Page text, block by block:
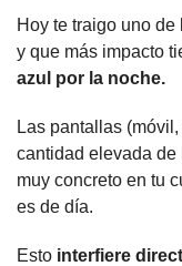
Hoy te traigo uno
y que más impacto
azul por la noche.
Las pantallas
cantidad elevada
muy concreto en tu
es de día.
Esto interfiere